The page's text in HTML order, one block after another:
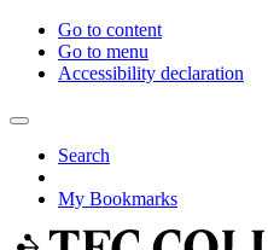
Go to content
Go to menu
Accessibility declaration
Search
My Bookmarks